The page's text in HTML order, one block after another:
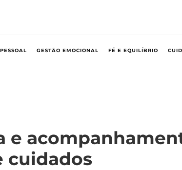
GESTÃO EMOCIONAL FÉ E EQUILÍBRIO
e
cuidados